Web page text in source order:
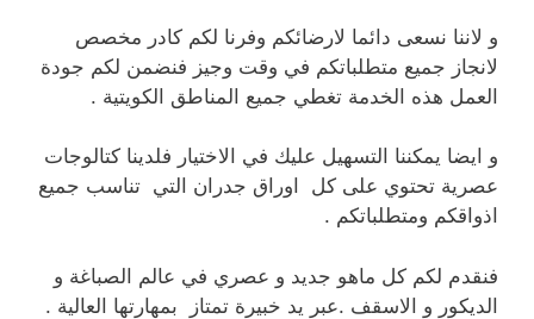
و لاننا نسعى دائما لارضائكم وفرنا لكم كادر مخصص
لانجاز جميع متطلباتكم في وقت وجيز فنضمن لكم جودة
العمل هذه الخدمة تغطي جميع المناطق الكويتية .
و ايضا يمكننا التسهيل عليك في الاختيار فلدينا كتالوجات
عصرية تحتوي على كل اوراق جدران التي تناسب جميع
اذواقكم ومتطلباتكم .
فنقدم لكم كل ماهو جديد و عصري في عالم الصباغة و
الديكور و الاسقف .عبر يد خبيرة تمتاز بمهارتها العالية .